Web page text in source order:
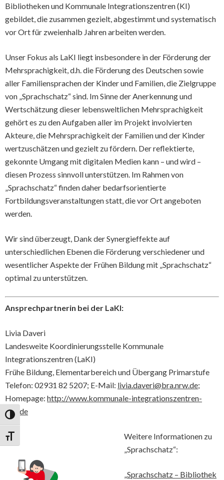
Umschalten auf hohe Kontraste
Schrift vergrößern
Bibliotheken und Kommunale Integrationszentren (KI)
gebildet, die zusammen gezielt, abgestimmt und systematisch
vor Ort für zweienhalb Jahren arbeiten werden.
Unser Fokus als LaKI liegt insbesondere in der Förderung der
Mehrsprachigkeit, d.h. die Förderung des Deutschen sowie
aller Familiensprachen der Kinder und Familien, die Zielgruppe
von „Sprachschatz“ sind. Im Sinne der Anerkennung und
Wertschätzung dieser lebensweltlichen Mehrsprachigkeit
gehört es zu den Aufgaben aller im Projekt involvierten
Akteure, die Mehrsprachigkeit der Familien und der Kinder
wertzuschätzen und gezielt zu fördern. Der reflektierte,
gekonnte Umgang mit digitalen Medien kann – und wird –
diesen Prozess sinnvoll unterstützen. Im Rahmen von
„Sprachschatz“ finden daher bedarfsorientierte
Fortbildungsveranstaltungen statt, die vor Ort angeboten
werden.
Wir sind überzeugt, Dank der Synergieffekte auf
unterschiedlichen Ebenen die Förderung verschiedener und
wesentlicher Aspekte der Frühen Bildung mit „Sprachschatz“
optimal zu unterstützen.
Ansprechpartnerin bei der LaKI:
Livia Daveri
Landesweite Koordinierungsstelle Kommunale
Integrationszentren (LaKI)
Frühe Bildung, Elementarbereich und Übergang Primarstufe
Telefon: 02931 82 5207; E-Mail: livia.daveri@bra.nrw.de;
Homepage: http://www.kommunale-integrationszentren-
nrw.de
Weitere Informationen zu
„Sprachschatz“:
„Sprachschatz – Bibliothek